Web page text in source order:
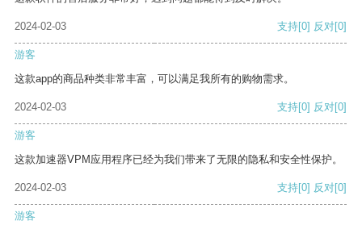
2024-02-03 支持[0] 反对[0]
游客
这款app的商品种类非常丰富，可以满足我所有的购物需求。
2024-02-03 支持[0] 反对[0]
游客
这款加速器VPM应用程序已经为我们带来了无限的隐私和安全性保护。
2024-02-03 支持[0] 反对[0]
游客